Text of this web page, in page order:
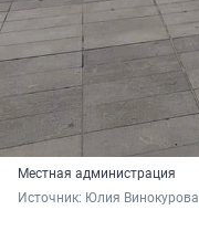
Местная администрация
Источник: Юлия Винокурова